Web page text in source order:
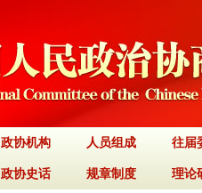
政协机构 人员组成 往届
政协史话 规章制度 理论